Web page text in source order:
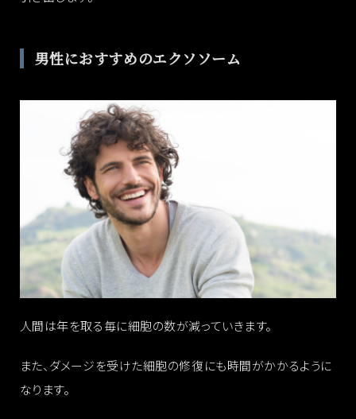
男性におすすめのエクソソーム
人間は年を取る毎に細胞の数が減っていきます。
また、ダメージを受けた細胞の修復にも時間がかかるように
なります。